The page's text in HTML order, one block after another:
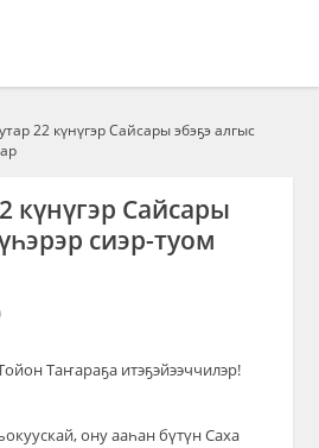
22 күнүгэр Сайсары эбэҕэ алгыс
күнүгэр Сайсары
сиэр-туом
Таҥараҕа итэҕэйээччилэр!
ону ааһан бүтүн Саха